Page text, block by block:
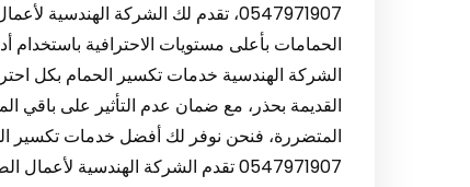
0547971907، تقدم لك الشركة
الحمامات بأعلى مستويات الاحترافية
الشركة الهندسية خدمات تكسير الحمام بكل
القديمة بحذر، مع ضمان عدم التأثير على باقي
0547971907 تقدم الشركة الهندسية